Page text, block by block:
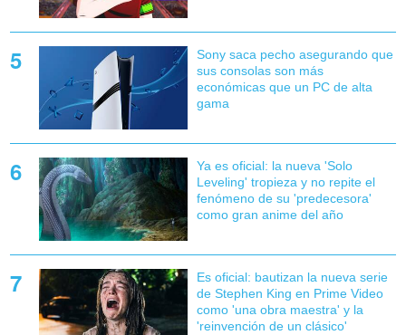
Sony saca pecho asegurando que
sus consolas son más
económicas que un PC de alta
gama
Ya es oficial: la nueva 'Solo
Leveling' tropieza y no repite el
fenómeno de su 'predecesora'
como gran anime del año
Es oficial: bautizan la nueva serie
de Stephen King en Prime Video
como 'una obra maestra' y la
'reinvención de un clásico'